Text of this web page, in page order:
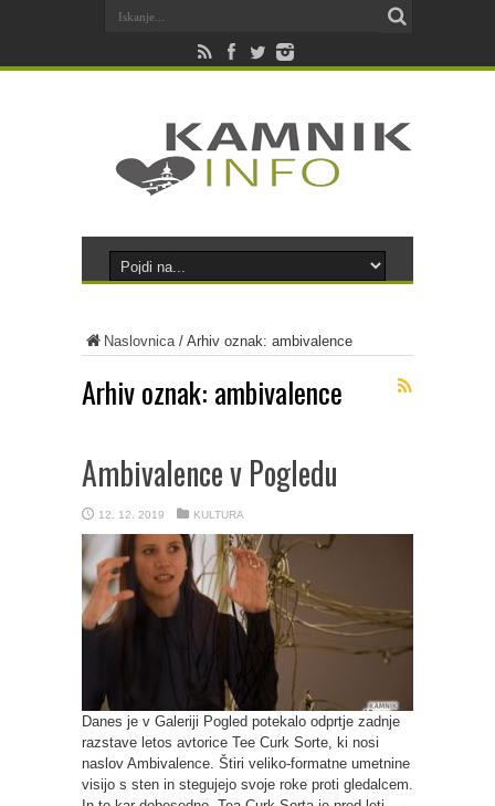
Naslovnica/ Arhiv oznak: ambivalence
Arhiv oznak: ambivalence
Ambivalence v Pogledu
12. 12. 2019 KULTURA
Danes je v Galeriji Pogled potekalo odprtje zadnje
razstave letos avtorice Tee Curk Sorte, ki nosi
naslov Ambivalence. Štiri veliko-formatne umetnine
visijo s sten in stegujejo svoje roke proti gledalcem.